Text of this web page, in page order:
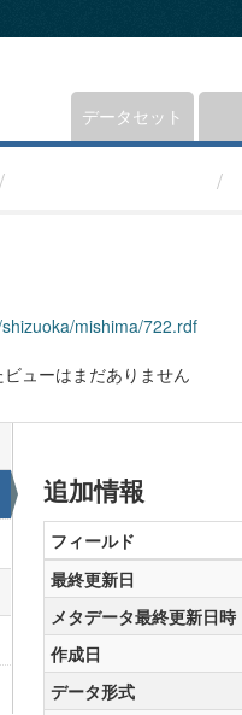
データセット
mishima/722.rdf
ューはまだありません
追加情報
フィールド
最終更新日
メタデータ最終更新日時
作成日
データ形式